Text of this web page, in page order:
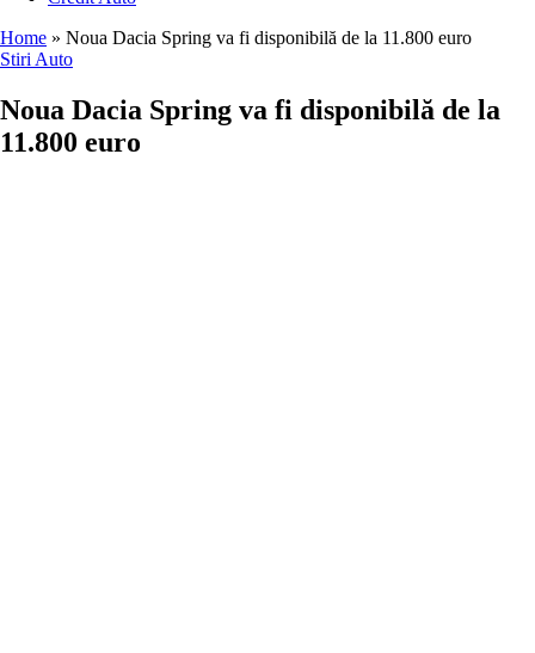
Home » Noua Dacia Spring va fi disponibilă de la 11.800 euro
Posted
Stiri Auto
Noua Dacia Spring va fi disponibilă de la
11.800 euro